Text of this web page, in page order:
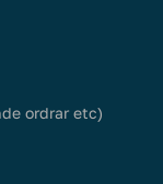
ordrar etc)